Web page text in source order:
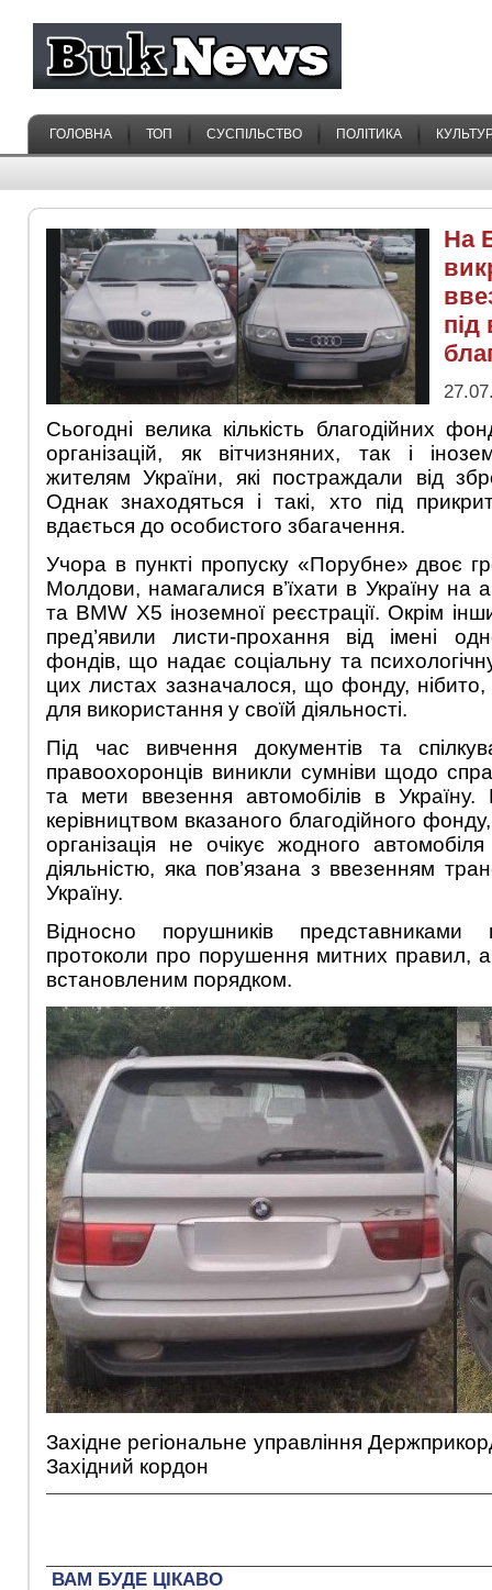
ГОЛОВНА ТОП СУСПІЛЬСТВО ПОЛІТИКА
На
під
Сьогодні велика кількість благодійних
організацій, як вітчизняних, так і
жителям України, які постраждали від
Однак знаходяться і такі, хто під
вдається до особистого збагачення.
Учора в пункті пропуску «Порубне» двоє
Молдови, намагалися в’їхати в Україну на
та BMW X5 іноземної реєстрації. Окрім
пред’явили листи-прохання від імені
фондів, що надає соціальну та
цих листах зазначалося, що фонду, нібито,
для використання у своїй діяльності.
Під час вивчення документів та
правоохоронців виникли сумніви щодо
та мети ввезення автомобілів в Україну.
керівництвом вказаного благодійного
організація не очікує жодного
діяльністю, яка пов’язана з ввезенням
Україну.
Відносно порушників представниками
протоколи про порушення митних правил,
встановленим порядком.
Західне регіональне управління
Західний кордон